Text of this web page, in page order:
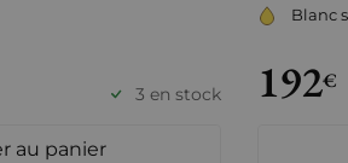
3 en stock
au panier
Blanc
192€